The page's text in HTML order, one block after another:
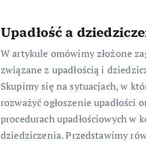
Upadłość a
W artykule omówimy złożone
związane z upadłością i
Skupimy się na sytuacjach, w
rozważyć ogłoszenie upadłości
procedurach upadłościowych w
dziedziczenia. Przedstawimy